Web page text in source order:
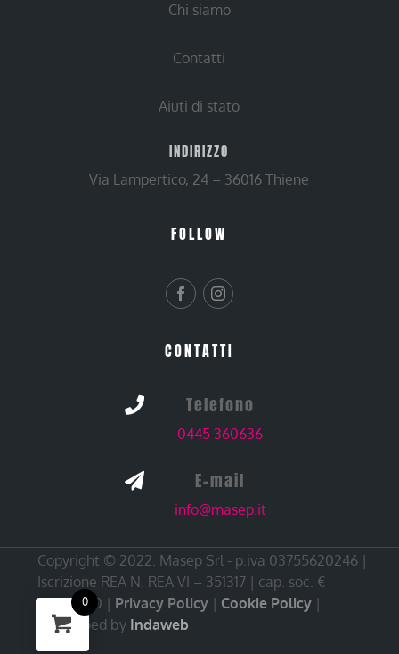
Chi siamo
Contatti
Aiuti di stato
INDIRIZZO
Via Lampertico, 24 – 36016 Thiene
FOLLOW
CONTATTI
 Telefono
0445 360636
 E-mail
info@masep.it
Copyright © 2022. Masep Srl - p.iva 03755620246 |
Iscrizione REA N. REA VI – 351317 | cap. soc. €
10.000,00 | Privacy Policy | Cookie Policy |
Developed by Indaweb
0